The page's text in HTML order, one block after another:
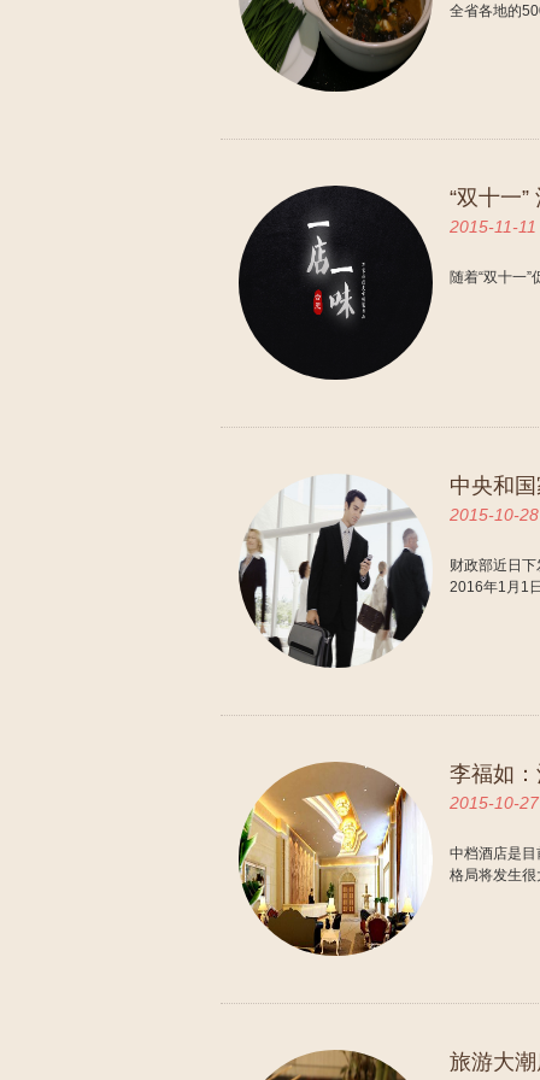
全省各地的
“双十一
2015-11-11
随着“双十一
中央和
2015-10-28
财政部近日
2016年1月1
李福如
2015-10-27
中档酒店是
格局将发生
旅游大